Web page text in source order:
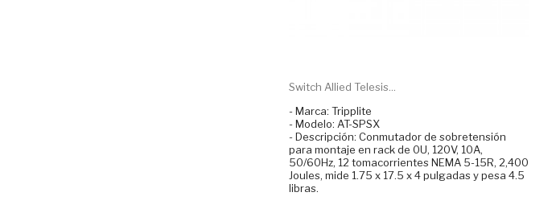
Switch Allied Telesis...
- Marca: Tripplite
- Modelo: AT-SPSX
- Descripción: Conmutador de sobretensión
para montaje en rack de 0U, 120V, 10A,
50/60Hz, 12 tomacorrientes NEMA 5-15R, 2,400
Joules, mide 1.75 x 17.5 x 4 pulgadas y pesa 4.5
libras.